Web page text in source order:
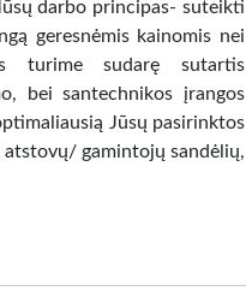
darbo principas- suteikti
geresnėmis kainomis nei
turime sudarę sutartis
bei santechnikos įrangos
Jūsų pasirinktos
gamintojų sandėlių,